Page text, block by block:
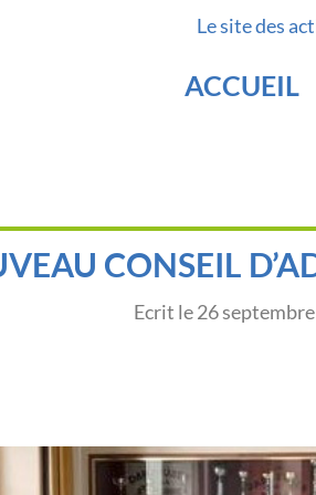
Le site des
ACCUEIL
CONSEIL
Ecrit le 26